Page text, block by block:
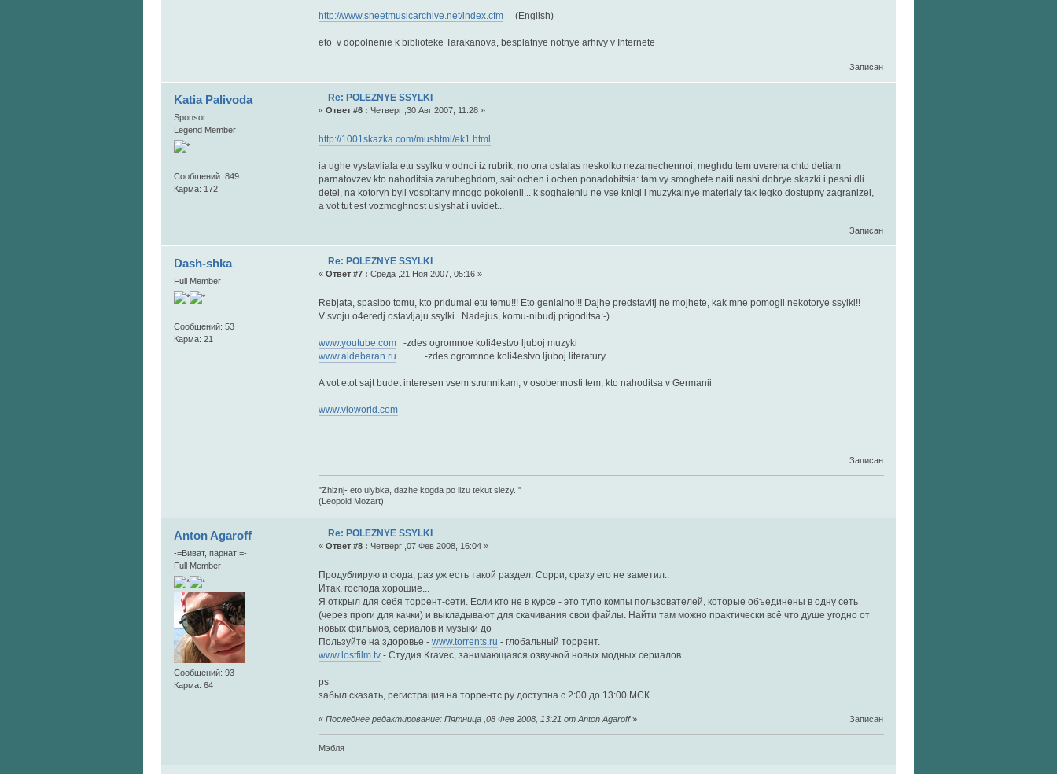
http://www.sheetmusicarchive.net/index.cfm(English)
eto v dopolnenie k biblioteke Tarakanova, besplatnye notnye arhivy v Internete
Записан
Katia Palivoda
Sponsor
Legend Member
Сообщений: 849
Карма: 172
Re: POLEZNYE SSYLKI
« Ответ #6 : Четверг ,30 Авг 2007, 11:28 »
http://1001skazka.com/mushtml/ek1.html
ia ughe vystavliala etu ssylku v odnoi iz rubrik, no ona ostalas neskolko nezamechennoi, meghdu tem uverena chto detiam
parnatovzev kto nahoditsia zarubeghdom, sait ochen i ochen ponadobitsia: tam vy smoghete naiti nashi dobrye skazki i pesni dli
detei, na kotoryh byli vospitany mnogo pokolenii... k soghaleniu ne vse knigi i muzykalnye materialy tak legko dostupny zagranizei,
a vot tut est vozmoghnost uslyshat i uvidet...
Записан
Dash-shka
Full Member
Сообщений: 53
Карма: 21
Re: POLEZNYE SSYLKI
« Ответ #7 : Среда ,21 Ноя 2007, 05:16 »
Rebjata, spasibo tomu, kto pridumal etu temu!!! Eto genialno!!! Dajhe predstavitj ne mojhete, kak mne pomogli nekotorye ssylki!!
V svoju o4eredj ostavljaju ssylki.. Nadejus, komu-nibudj prigoditsa:-)
www.youtube.com-zdes ogromnoe koli4estvo ljuboj muzyki
www.aldebaran.ru -zdes ogromnoe koli4estvo ljuboj literatury
A vot etot sajt budet interesen vsem strunnikam, v osobennosti tem, kto nahoditsa v Germanii
www.vioworld.com
Записан
"Zhiznj- eto ulybka, dazhe kogda po lizu tekut slezy.."
(Leopold Mozart)
Anton Agaroff
-=Виват, парнат!=-
Full Member
Сообщений: 93
Карма: 64
Re: POLEZNYE SSYLKI
« Ответ #8 : Четверг ,07 Фев 2008, 16:04 »
Продублирую и сюда, раз уж есть такой раздел. Сорри, сразу его не заметил..
Итак, господа хорошие...
Я открыл для себя торрент-сети. Если кто не в курсе - это тупо компы пользователей, которые объединены в одну сеть
(через проги для качки) и выкладывают для скачивания свои файлы. Найти там можно практически всё что душе угодно от
новых фильмов, сериалов и музыки до
Пользуйте на здоровье - www.torrents.ru - глобальный торрент.
www.lostfilm.tv- Студия Kravec, занимающаяся озвучкой новых модных сериалов.
ps
забыл сказать, регистрация на торрентс.ру доступна с 2:00 до 13:00 МСК.
« Последнее редактирование: Пятница ,08 Фев 2008, 13:21 от Anton Agaroff» Записан
Мэбля